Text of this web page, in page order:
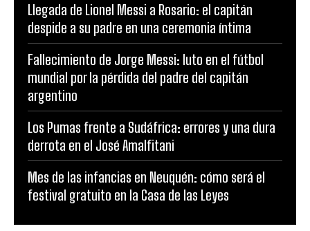
Llegada de Lionel Messi a Rosario: el capitán
despide a su padre en una ceremonia íntima
Fallecimiento de Jorge Messi: luto en el fútbol
mundial por la pérdida del padre del capitán
argentino
Los Pumas frente a Sudáfrica: errores y una dura
derrota en el José Amalfitani
Mes de las infancias en Neuquén: cómo será el
festival gratuito en la Casa de las Leyes